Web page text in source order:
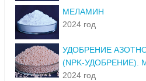
МЕЛАМИН
2024 год
УДОБРЕНИЕ
(NPK-УДОБРЕНИЕ).
2024 год